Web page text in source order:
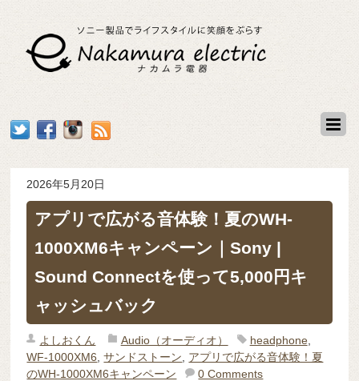
2026年5月20日
アプリで広がる音体験！夏のWH-
1000XM6キャンペーン｜Sony |
Sound Connectを使って5,000円キ
ャッシュバック
よしおくん Audio（オーディオ） headphone,
WF-1000XM6 ,サンドストーン
アプリで広がる音体験！夏
のWH-1000XM6キャンペーン
0 Comments